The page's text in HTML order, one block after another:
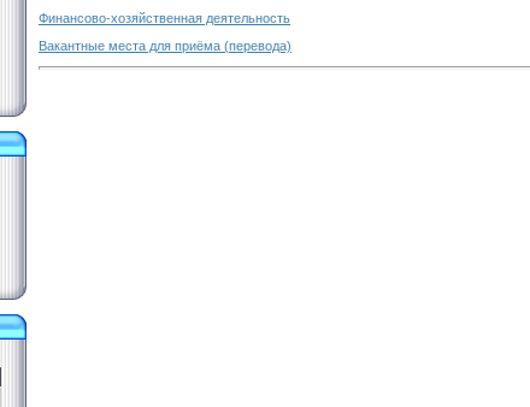
Финансово-хозяйственная деятельность
Вакантные места для приёма (перевода)